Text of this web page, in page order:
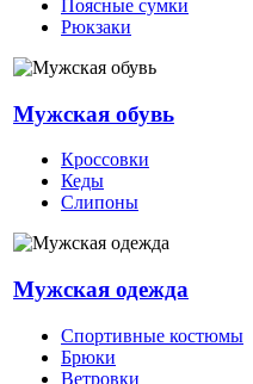
Поясные сумки
Рюкзаки
Мужская обувь
Кроссовки
Кеды
Слипоны
Мужская одежда
Спортивные костюмы
Брюки
Ветровки